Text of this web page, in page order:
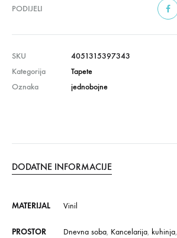
PODIJELI
SKU
4051315397343
Kategorija
Tapete
Oznaka
jednobojne
DODATNE INFORMACIJE
MATERIJAL Vinil
PROSTOR Dnevna soba, Kancelarija, kuhinja,